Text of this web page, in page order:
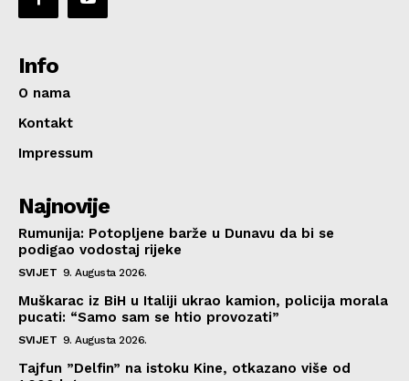
Info
O nama
Kontakt
Impressum
Najnovije
Rumunija: Potopljene barže u Dunavu da bi se
podigao vodostaj rijeke
SVIJET 9. Augusta 2026.
Muškarac iz BiH u Italiji ukrao kamion, policija morala
pucati: “Samo sam se htio provozati”
SVIJET 9. Augusta 2026.
Tajfun ”Delfin” na istoku Kine, otkazano više od